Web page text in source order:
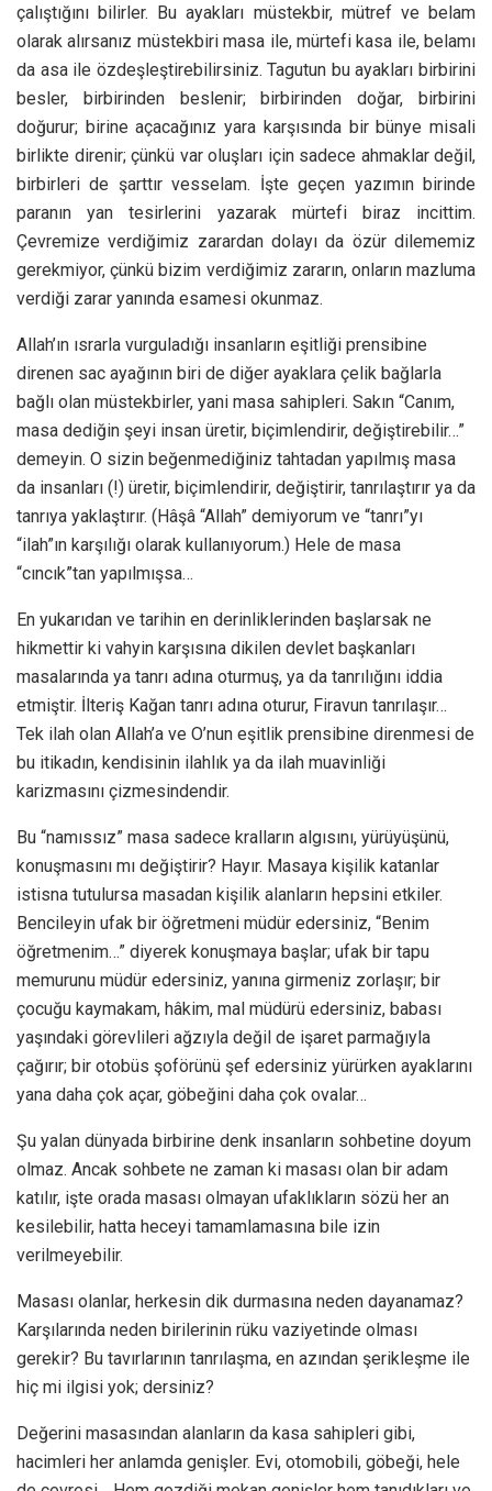
çalıştığını bilirler. Bu ayakları müstekbir, mütref ve belam
olarak alırsanız müstekbiri masa ile, mürtefi kasa ile, belamı
da asa ile özdeşleştirebilirsiniz. Tagutun bu ayakları birbirini
besler, birbirinden beslenir; birbirinden doğar, birbirini
doğurur; birine açacağınız yara karşısında bir bünye misali
birlikte direnir; çünkü var oluşları için sadece ahmaklar değil,
birbirleri de şarttır vesselam. İşte geçen yazımın birinde
paranın yan tesirlerini yazarak mürtefi biraz incittim.
Çevremize verdiğimiz zarardan dolayı da özür dilememiz
gerekmiyor, çünkü bizim verdiğimiz zararın, onların mazluma
verdiği zarar yanında esamesi okunmaz.
Allah’ın ısrarla vurguladığı insanların eşitliği prensibine
direnen sac ayağının biri de diğer ayaklara çelik bağlarla
bağlı olan müstekbirler, yani masa sahipleri. Sakın “Canım,
masa dediğin şeyi insan üretir, biçimlendirir, değiştirebilir…”
demeyin. O sizin beğenmediğiniz tahtadan yapılmış masa
da insanları (!) üretir, biçimlendirir, değiştirir, tanrılaştırır ya da
tanrıya yaklaştırır. (Hâşâ “Allah” demiyorum ve “tanrı”yı
“ilah”ın karşılığı olarak kullanıyorum.) Hele de masa
“cıncık”tan yapılmışsa…
En yukarıdan ve tarihin en derinliklerinden başlarsak ne
hikmettir ki vahyin karşısına dikilen devlet başkanları
masalarında ya tanrı adına oturmuş, ya da tanrılığını iddia
etmiştir. İlteriş Kağan tanrı adına oturur, Firavun tanrılaşır…
Tek ilah olan Allah’a ve O’nun eşitlik prensibine direnmesi de
bu itikadın, kendisinin ilahlık ya da ilah muavinliği
karizmasını çizmesindendir.
Bu “namıssız” masa sadece kralların algısını, yürüyüşünü,
konuşmasını mı değiştirir? Hayır. Masaya kişilik katanlar
istisna tutulursa masadan kişilik alanların hepsini etkiler.
Bencileyin ufak bir öğretmeni müdür edersiniz, “Benim
öğretmenim…” diyerek konuşmaya başlar; ufak bir tapu
memurunu müdür edersiniz, yanına girmeniz zorlaşır; bir
çocuğu kaymakam, hâkim, mal müdürü edersiniz, babası
yaşındaki görevlileri ağzıyla değil de işaret parmağıyla
çağırır; bir otobüs şoförünü şef edersiniz yürürken ayaklarını
yana daha çok açar, göbeğini daha çok ovalar…
Şu yalan dünyada birbirine denk insanların sohbetine doyum
olmaz. Ancak sohbete ne zaman ki masası olan bir adam
katılır, işte orada masası olmayan ufaklıkların sözü her an
kesilebilir, hatta heceyi tamamlamasına bile izin
verilmeyebilir.
Masası olanlar, herkesin dik durmasına neden dayanamaz?
Karşılarında neden birilerinin rüku vaziyetinde olması
gerekir? Bu tavırlarının tanrılaşma, en azından şerikleşme ile
hiç mi ilgisi yok; dersiniz?
Değerini masasından alanların da kasa sahipleri gibi,
hacimleri her anlamda genişler. Evi, otomobili, göbeği, hele